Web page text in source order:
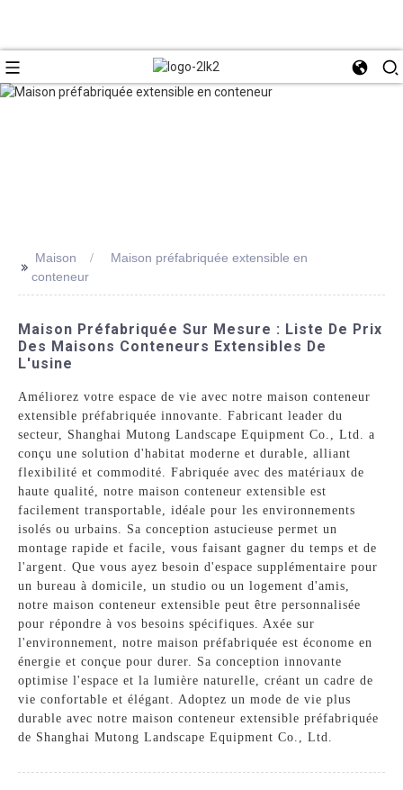
>> Maison
Maison préfabriquée extensible en
conteneur
Maison Préfabriquée Sur Mesure : Liste De Prix
Des Maisons Conteneurs Extensibles De
L'usine
Améliorez votre espace de vie avec notre maison conteneur
extensible préfabriquée innovante. Fabricant leader du
secteur, Shanghai Mutong Landscape Equipment Co., Ltd. a
conçu une solution d'habitat moderne et durable, alliant
flexibilité et commodité. Fabriquée avec des matériaux de
haute qualité, notre maison conteneur extensible est
facilement transportable, idéale pour les environnements
isolés ou urbains. Sa conception astucieuse permet un
montage rapide et facile, vous faisant gagner du temps et de
l'argent. Que vous ayez besoin d'espace supplémentaire pour
un bureau à domicile, un studio ou un logement d'amis,
notre maison conteneur extensible peut être personnalisée
pour répondre à vos besoins spécifiques. Axée sur
l'environnement, notre maison préfabriquée est économe en
énergie et conçue pour durer. Sa conception innovante
optimise l'espace et la lumière naturelle, créant un cadre de
vie confortable et élégant. Adoptez un mode de vie plus
durable avec notre maison conteneur extensible préfabriquée
de Shanghai Mutong Landscape Equipment Co., Ltd.